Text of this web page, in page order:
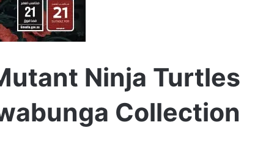
Ninja Turtles
Collection